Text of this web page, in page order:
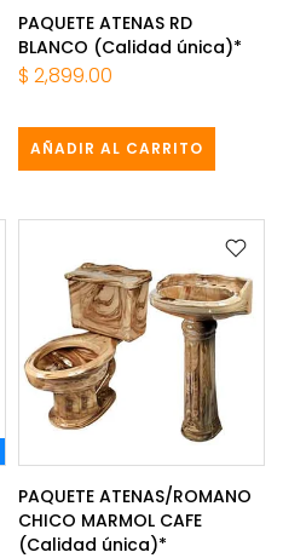
PAQUETE ATENAS RD
BLANCO (Calidad única)*
$ 2,899.00
AÑADIR AL CARRITO
PAQUETE ATENAS/ROMANO
CHICO MARMOL CAFE
(Calidad única)*